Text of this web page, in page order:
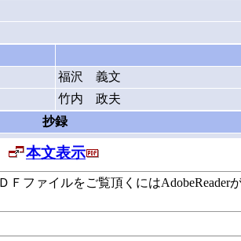
福沢 義文
竹内 政夫
抄録
本文表示
ファイルをご覧頂くにはAdobeReader